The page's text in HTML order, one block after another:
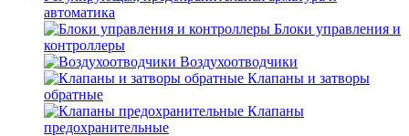
автоматика
Блоки управления и
контроллеры
Воздухоотводчики
Клапаны и затворы
обратные
Клапаны
предохранительные